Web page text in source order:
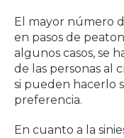
El mayor número
en pasos de
algunos casos, se
de las personas al
si pueden hacerlo
preferencia.
En cuanto a la